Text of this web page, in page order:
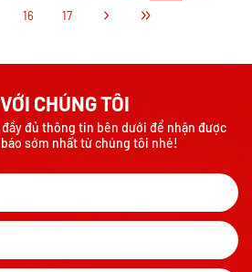
16 17
CHÚNG TÔI
đủ thông tin bên dưới để nhận được
sớm nhất từ chúng tôi nhé!